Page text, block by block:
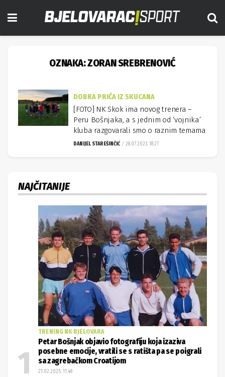
OZNAKA:ZORAN SREBRENOVIĆ
DOBRA PRIČA IZ SKUCANA
[FOTO] NK Skok ima novog trenera –
Peru Bošnjaka, a s jednim od ‘vojnika’
kluba razgovarali smo o raznim temama
DANIJEL STAREŠINČIĆ 28.07.2023. 18:27
NAJČITANIJE
TRENING NK BJELOVARA
Petar Bošnjak objavio fotografiju koja izaziva
posebne emocije, vratili se s ratišta pa se poigrali
sa zagrebačkom Croatijom
21.02.2025. 11:48